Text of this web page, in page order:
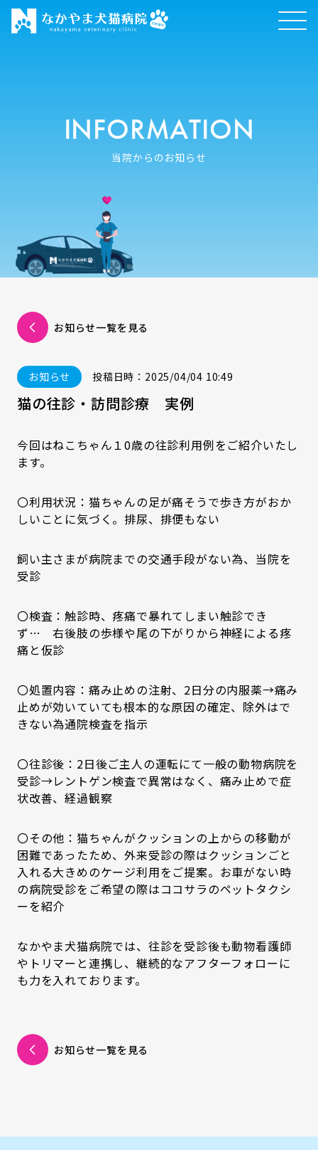
INFORMATION
当院からのお知らせ
お知らせ一覧を見る
お知らせ 投稿日時：2025/04/04 10:49
猫の往診・訪問診療 実例
今回はねこちゃん１0歳の往診利用例をご紹介いたし
ます。
〇利用状況：猫ちゃんの足が痛そうで歩き方がおか
しいことに気づく。排尿、排便もない
飼い主さまが病院までの交通手段がない為、当院を
受診
〇検査：触診時、疼痛で暴れてしまい触診でき
ず… 右後肢の歩様や尾の下がりから神経による疼
痛と仮診
〇処置内容：痛み止めの注射、2日分の内服薬→痛み
止めが効いていても根本的な原因の確定、除外はで
きない為通院検査を指示
〇往診後：2日後ご主人の運転にて一般の動物病院を
受診→レントゲン検査で異常はなく、痛み止めで症
状改善、経過観察
〇その他：猫ちゃんがクッションの上からの移動が
困難であったため、外来受診の際はクッションごと
入れる大きめのケージ利用をご提案。お車がない時
の病院受診をご希望の際はココサラのペットタクシ
ーを紹介
なかやま犬猫病院では、往診を受診後も動物看護師
やトリマーと連携し、継続的なアフターフォローに
も力を入れております。
お知らせ一覧を見る